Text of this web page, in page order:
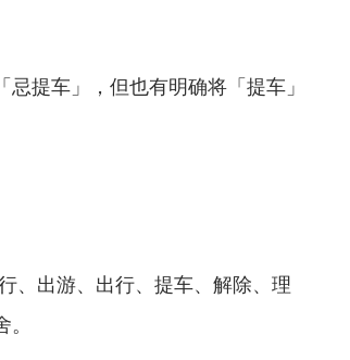
提车」，但也有明确将「提车」
、出游、出行、提车、解除、理